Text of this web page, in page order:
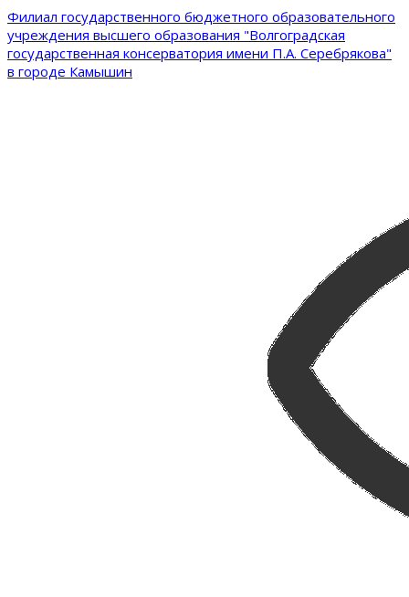
Филиал государственного бюджетного образовательного
учреждения высшего образования "Волгоградская
государственная консерватория имени П.А. Серебрякова"
в городе Камышин